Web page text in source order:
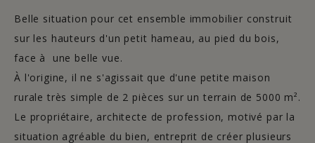
Belle situation pour cet ensemble immobilier construit
sur les hauteurs d'un petit hameau, au pied du bois,
face à une belle vue.
À l'origine, il ne s'agissait que d'une petite maison
rurale très simple de 2 pièces sur un terrain de 5000 m².
Le propriétaire, architecte de profession, motivé par la
situation agréable du bien, entreprit de créer plusieurs